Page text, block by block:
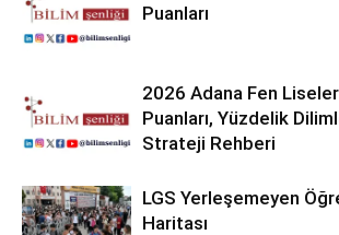
Puanları
2026 Adana Fen
Puanları, Yüzdelik
Strateji Rehberi
LGS Yerleşemeyen
Haritası